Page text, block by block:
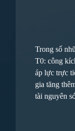
Trong số
T0: công
áp lực trực
gia tăng
tài nguyên